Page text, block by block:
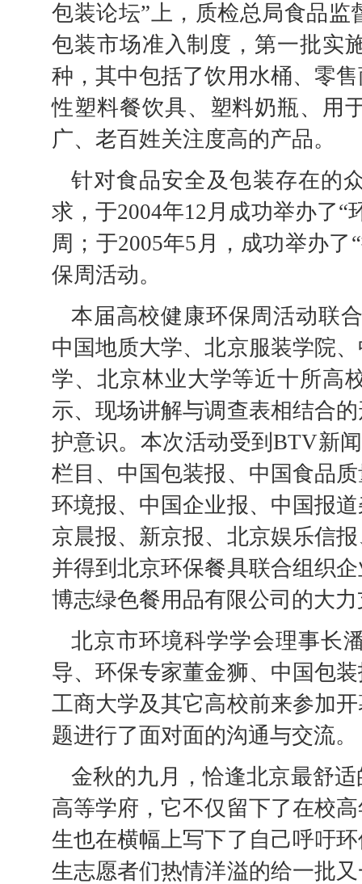
包装论坛”上，质检总局食品
包装市场准入制度，第一批实
种，其中包括了饮用水桶、零
性塑料餐饮具、塑料奶瓶、用
广、老百姓关注度高的产品。
针对食品安全及包装存在的
求，于2004年12月成功举办了
周；于2005年5月，成功举办
保周活动。
本届高校健康环保周活动联
中国地质大学、北京服装学院
学、北京林业大学等近十所高
示、现场讲解与调查表相结合
护意识。本次活动受到BTV新
栏目、中国包装报、中国食品
环境报、中国企业报、中国报
京晨报、新京报、北京娱乐信
并得到北京环保餐具联合组织
博志绿色餐用品有限公司的大
北京市环境科学学会理事长
导、环保专家董金狮、中国包
工商大学及其它高校前来参加
题进行了面对面的沟通与交流。
金秋的九月，恰逢北京最舒
高等学府，它不仅留下了在校
生也在横幅上写下了自己呼吁
生志愿者们热情洋溢的给一批